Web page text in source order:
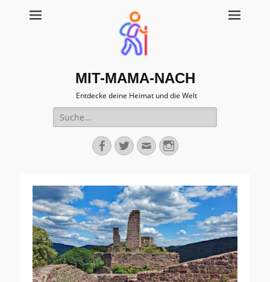
MIT-MAMA-NACH
Entdecke deine Heimat und die Welt
Suche
für:
Facebook
TwitterEmailInstagram